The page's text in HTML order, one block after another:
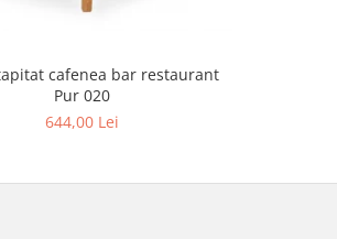
cafenea bar restaurant
Pur 020
644,00 Lei